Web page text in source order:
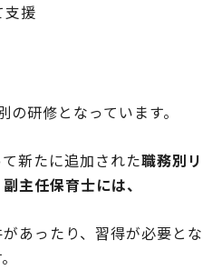
支援
研修となっています。
新たに追加された職務別リ
主任保育士には、
あったり、習得が必要とな